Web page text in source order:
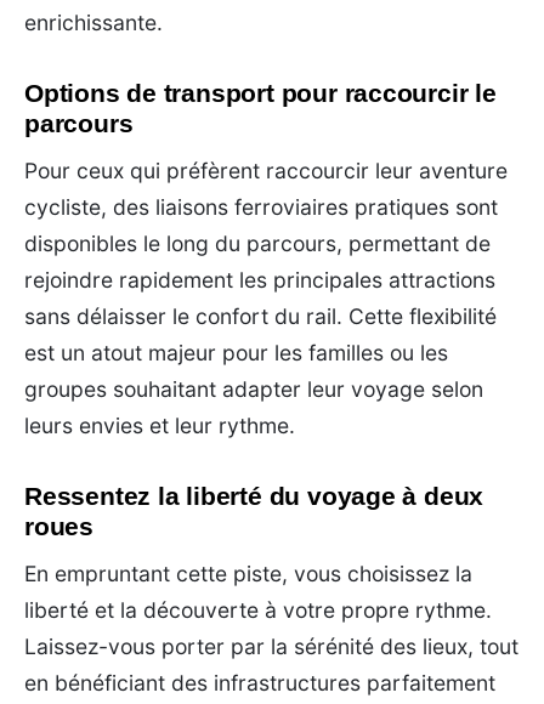
enrichissante.
Options de transport pour raccourcir le
parcours
Pour ceux qui préfèrent raccourcir leur aventure
cycliste, des liaisons ferroviaires pratiques sont
disponibles le long du parcours, permettant de
rejoindre rapidement les principales attractions
sans délaisser le confort du rail. Cette flexibilité
est un atout majeur pour les familles ou les
groupes souhaitant adapter leur voyage selon
leurs envies et leur rythme.
Ressentez la liberté du voyage à deux
roues
En empruntant cette piste, vous choisissez la
liberté et la découverte à votre propre rythme.
Laissez-vous porter par la sérénité des lieux, tout
en bénéficiant des infrastructures parfaitement